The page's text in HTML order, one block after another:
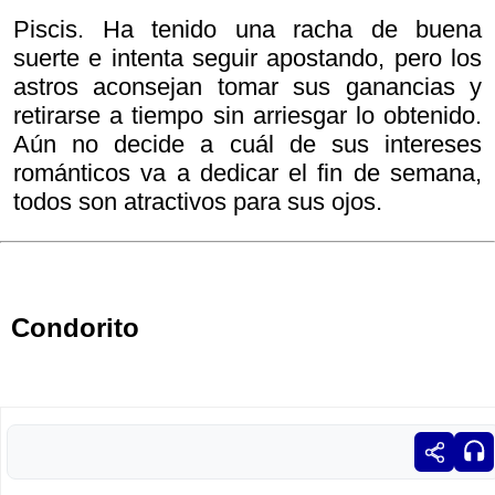
Piscis. Ha tenido una racha de buena
suerte e intenta seguir apostando, pero los
astros aconsejan tomar sus ganancias y
retirarse a tiempo sin arriesgar lo obtenido.
Aún no decide a cuál de sus intereses
románticos va a dedicar el fin de semana,
todos son atractivos para sus ojos.
Condorito